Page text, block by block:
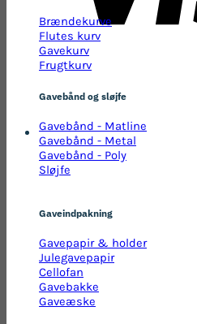
Brændekurve
Flutes kurv
Gavekurv
Frugtkurv
Gavebånd og sløjfe
Gavebånd - Matline
Gavebånd - Metal
Gavebånd - Poly
Sløjfe
Gaveindpakning
Gavepapir & holder
Julegavepapir
Cellofan
Gavebakke
Gaveæske